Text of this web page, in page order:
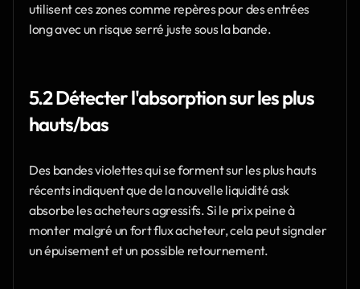
utilisent ces zones comme repères pour des entrées
long avec un risque serré juste sous la bande.
5.2 Détecter l'absorption sur les plus
hauts/bas
Des bandes violettes qui se forment sur les plus hauts
récents indiquent que de la nouvelle liquidité ask
absorbe les acheteurs agressifs. Si le prix peine à
monter malgré un fort flux acheteur, cela peut signaler
un épuisement et un possible retournement.